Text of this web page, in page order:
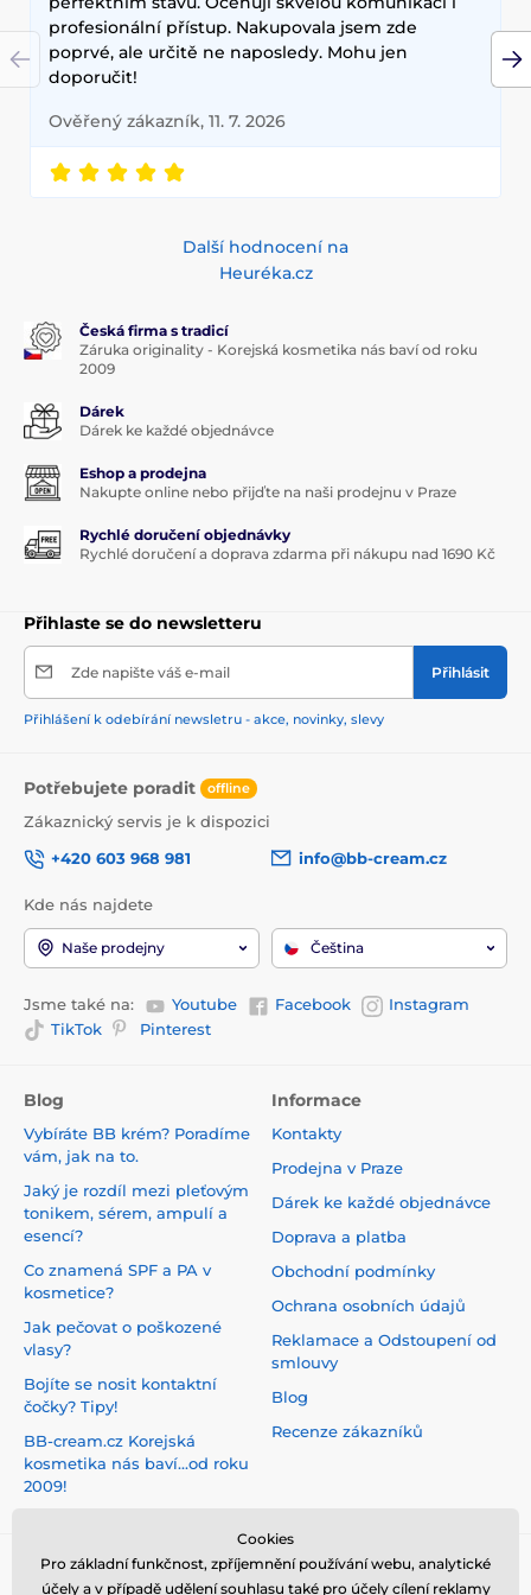
profesionální přístup. Nakupovala jsem zde
poprvé, ale určitě ne naposledy. Mohu jen
doporučit!
Ověřený zákazník, 11. 7. 2026
Další hodnocení na
Heuréka.cz
Česká firma s tradicí
Záruka originality - Korejská kosmetika nás baví od roku
2009
Dárek
Dárek ke každé objednávce
Eshop a prodejna
Nakupte online nebo přijďte na naši prodejnu v Praze
Rychlé doručení objednávky
Rychlé doručení a doprava zdarma při nákupu nad 1690 Kč
Přihlaste se do newsletteru
Zde napište váš e-mail Přihlásit
Přihlášení k odebírání newsletru - akce, novinky, slevy
Potřebujete poradit offline
Zákaznický servis je k dispozici
+420 603 968 981
info@bb-cream.cz
Kde nás najdete
Naše prodejny Čeština
Jsme také na: Youtube Facebook
Instagram
TikTok
Pinterest
Blog
Vybíráte BB krém? Poradíme
vám, jak na to.
Jaký je rozdíl mezi pleťovým
tonikem, sérem, ampulí a
esencí?
Co znamená SPF a PA v
kosmetice?
Jak pečovat o poškozené
vlasy?
Bojíte se nosit kontaktní
čočky? Tipy!
BB-cream.cz Korejská
kosmetika nás baví...od roku
2009!
Informace
Kontakty
Prodejna v Praze
Dárek ke každé objednávce
Doprava a platba
Obchodní podmínky
Ochrana osobních údajů
Reklamace a Odstoupení od
smlouvy
Blog
Recenze zákazníků
Cookies
Pro základní funkčnost, zpříjemnění používání webu, analytické
účely a v případě udělení souhlasu také pro účely cílení reklamy